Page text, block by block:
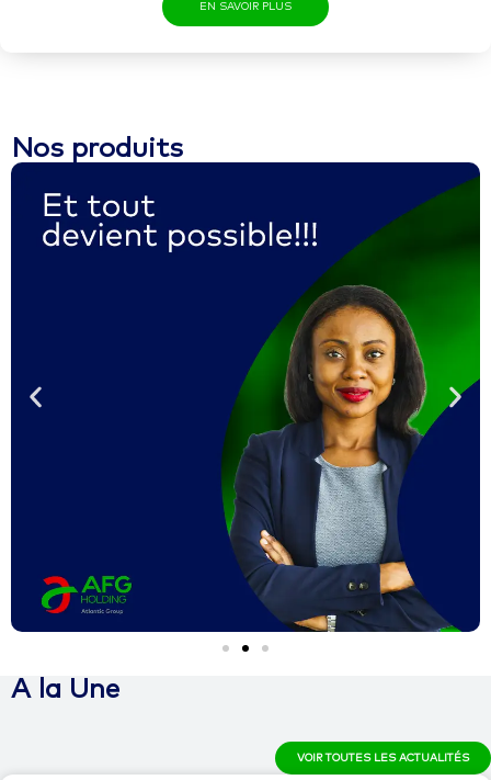
EN SAVOIR PLUS
Nos produits
A la Une
VOIR TOUTES LES ACTUALITÉS